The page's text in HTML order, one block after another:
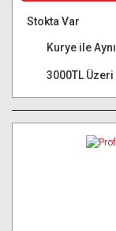
Stokta Var
Kurye ile
3000TL